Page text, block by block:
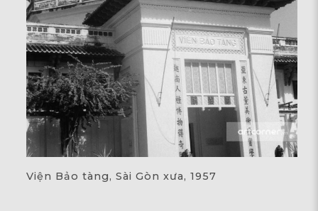
Viện Bảo tàng, Sài Gòn xưa, 1957